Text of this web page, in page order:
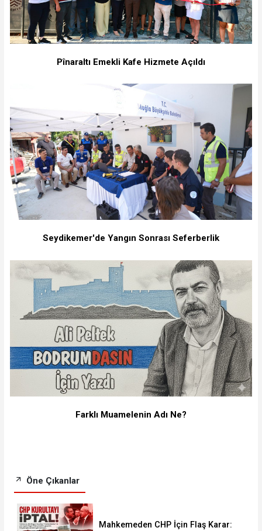
Pînaraltı Emekli Kafe Hizmete Açıldı
Seydikemer'de Yangın Sonrası Seferberlik
Farklı Muamelenin Adı Ne?
Öne Çıkanlar
Mahkemeden CHP İçin Flaş Karar: